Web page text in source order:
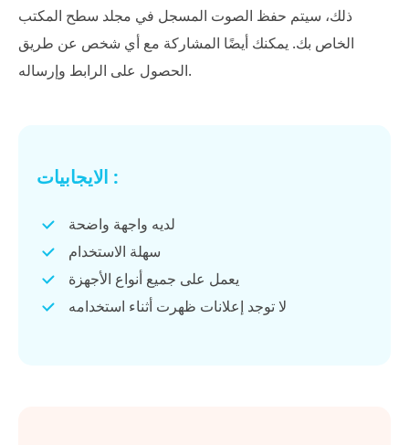
ذلك، سيتم حفظ الصوت المسجل في مجلد سطح المكتب
الخاص بك. يمكنك أيضًا المشاركة مع أي شخص عن طريق
الحصول على الرابط وإرساله.
الايجابيات :
لديه واجهة واضحة
سهلة الاستخدام
يعمل على جميع أنواع الأجهزة
لا توجد إعلانات ظهرت أثناء استخدامه